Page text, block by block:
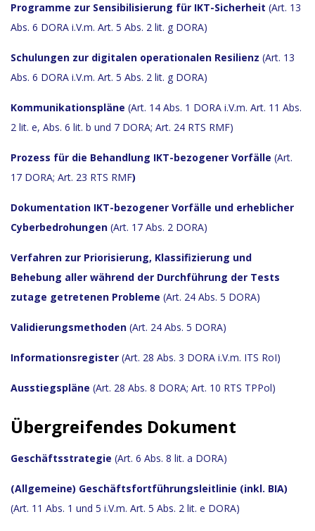
Programme zur Sensibilisierung für IKT-Sicherheit (Art. 13
Abs. 6 DORA i.V.m. Art. 5 Abs. 2 lit. g DORA)
Schulungen zur digitalen operationalen Resilienz (Art. 13
Abs. 6 DORA i.V.m. Art. 5 Abs. 2 lit. g DORA)
Kommunikationspläne (Art. 14 Abs. 1 DORA i.V.m. Art. 11 Abs.
2 lit. e, Abs. 6 lit. b und 7 DORA; Art. 24 RTS RMF)
Prozess für die Behandlung IKT-bezogener Vorfälle (Art.
17 DORA; Art. 23 RTS RMF)
Dokumentation IKT-bezogener Vorfälle und erheblicher
Cyberbedrohungen (Art. 17 Abs. 2 DORA)
Verfahren zur Priorisierung, Klassifizierung und
Behebung aller während der Durchführung der Tests
zutage getretenen Probleme (Art. 24 Abs. 5 DORA)
Validierungsmethoden (Art. 24 Abs. 5 DORA)
Informationsregister (Art. 28 Abs. 3 DORA i.V.m. ITS RoI)
Ausstiegspläne (Art. 28 Abs. 8 DORA; Art. 10 RTS TPPol)
Übergreifendes Dokument
Geschäftsstrategie (Art. 6 Abs. 8 lit. a DORA)
(Allgemeine) Geschäftsfortführungsleitlinie (inkl. BIA)
(Art. 11 Abs. 1 und 5 i.V.m. Art. 5 Abs. 2 lit. e DORA)